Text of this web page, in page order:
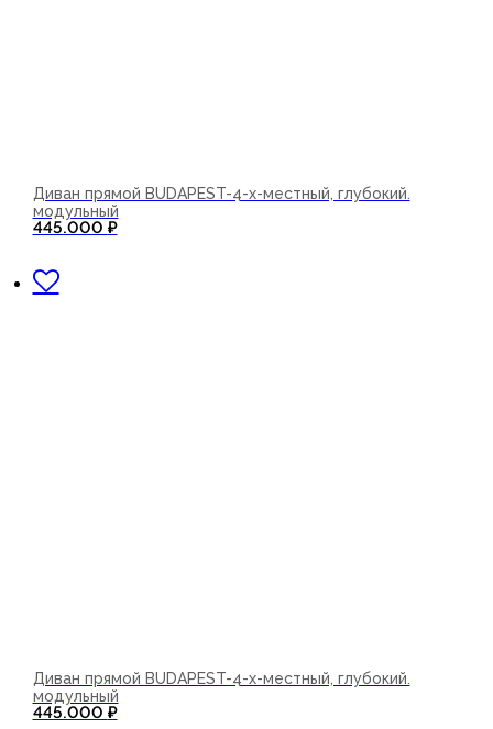
Диван прямой BUDAPEST-4-х-местный, глубокий.
модульный
445.000 ₽
Диван прямой BUDAPEST-4-х-местный, глубокий.
модульный
445.000 ₽